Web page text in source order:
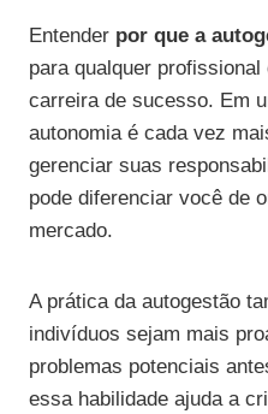
Entender por que a
para qualquer
carreira de sucesso. Em
autonomia é cada vez
gerenciar suas
pode diferenciar você de
mercado.
A prática da autogestão
indivíduos sejam mais
problemas potenciais
essa habilidade ajuda a